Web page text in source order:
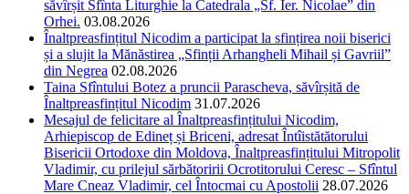
săvîrșit Sfînta Liturghie la Catedrala „Sf. Ier. Nicolae” din
Orhei. 03.08.2026
Înaltpreasfințitul Nicodim a participat la sfințirea noii biserici
și a slujit la Mănăstirea „Sfinții Arhangheli Mihail și Gavriil”
din Negrea 02.08.2026
Taina Sfîntului Botez a pruncii Parascheva, săvîrșită de
Înaltpreasfințitul Nicodim 31.07.2026
Mesajul de felicitare al Înaltpreasfințitului Nicodim,
Arhiepiscop de Edineț și Briceni, adresat Întîistătătorului
Bisericii Ortodoxe din Moldova, Înaltpreasfințitului Mitropolit
Vladimir, cu prilejul sărbătoririi Ocrotitorului Ceresc – Sfîntul
Mare Cneaz Vladimir, cel Întocmai cu Apostolii 28.07.2026